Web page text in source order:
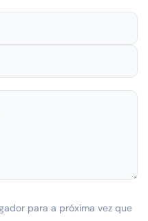
para a próxima vez que